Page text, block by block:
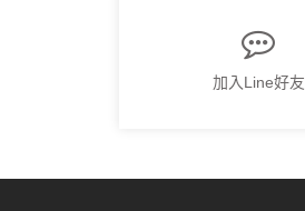
加入Line好友